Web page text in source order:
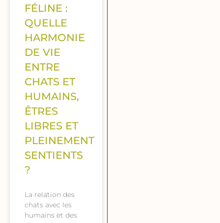
FÉLINE :
QUELLE
HARMONIE
DE VIE
ENTRE
CHATS ET
HUMAINS,
ÊTRES
LIBRES ET
PLEINEMENT
SENTIENTS
?
La relation des
chats avec les
humains et des